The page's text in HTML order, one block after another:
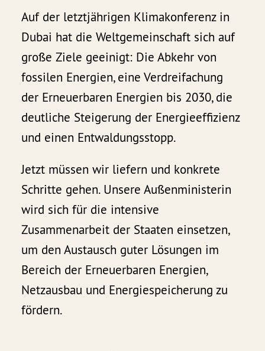
Auf der letztjährigen Klimakonferenz in
Dubai hat die Weltgemeinschaft sich auf
große Ziele geeinigt: Die Abkehr von
fossilen Energien, eine Verdreifachung
der Erneuerbaren Energien bis 2030, die
deutliche Steigerung der Energieeffizienz
und einen Entwaldungsstopp.
Jetzt müssen wir liefern und konkrete
Schritte gehen. Unsere Außenministerin
wird sich für die intensive
Zusammenarbeit der Staaten einsetzen,
um den Austausch guter Lösungen im
Bereich der Erneuerbaren Energien,
Netzausbau und Energiespeicherung zu
fördern.